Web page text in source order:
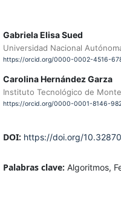
Gabriela Elisa Sued
Universidad Nacional
https://orcid.org/0000-0002-4516-
Carolina Hernández Garza
Instituto Tecnológico de
https://orcid.org/0000-0001-8146-
DOI: https://doi.org/
Palabras clave: Algoritmos,